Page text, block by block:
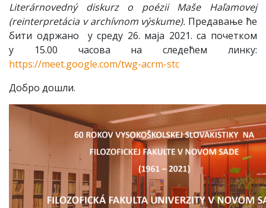
Literárnovedný diskurz o poézii Maše Haľamovej
(reinterpretácia v archívnom výskume). Предавање ће
бити одржано у среду 26. маја 2021. са почетком
у 15.00 часова на следећем линку:
https://meet.google.com/twg-acrm-stc
Добро дошли.